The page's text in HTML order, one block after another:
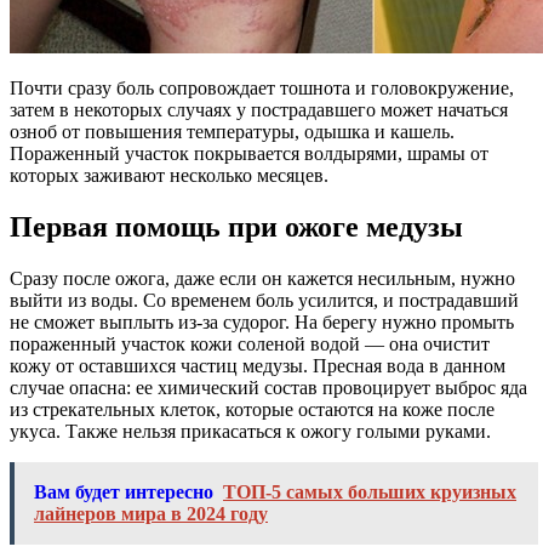
Почти сразу боль сопровождает тошнота и головокружение,
затем в некоторых случаях у пострадавшего может начаться
озноб от повышения температуры, одышка и кашель.
Пораженный участок покрывается волдырями, шрамы от
которых заживают несколько месяцев.
Первая помощь при ожоге медузы
Сразу после ожога, даже если он кажется несильным, нужно
выйти из воды. Со временем боль усилится, и пострадавший
не сможет выплыть из-за судорог. На берегу нужно промыть
пораженный участок кожи соленой водой — она очистит
кожу от оставшихся частиц медузы. Пресная вода в данном
случае опасна: ее химический состав провоцирует выброс яда
из стрекательных клеток, которые остаются на коже после
укуса. Также нельзя прикасаться к ожогу голыми руками.
Вам будет интересно ТОП-5 самых больших круизных
лайнеров мира в 2024 году